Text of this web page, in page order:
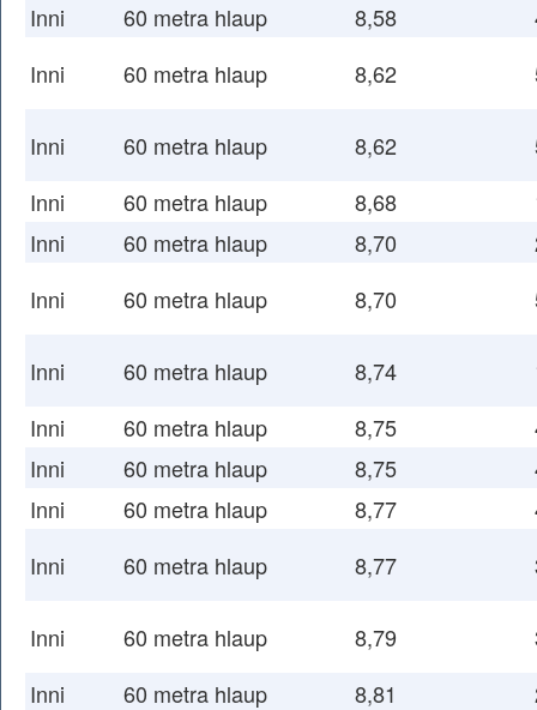
Inni
60 metra hlaup 8,58
Inni
60 metra hlaup 8,62
Inni 60 metra hlaup 8,62
Inni
60 metra hlaup 8,68
Inni
60 metra hlaup 8,70
Inni
60 metra hlaup 8,70
Inni 60 metra hlaup 8,74
Inni
60 metra hlaup 8,75
Inni
60 metra hlaup 8,75
Inni
60 metra hlaup 8,77
Inni
60 metra hlaup 8,77
Inni 60 metra hlaup 8,79
Inni
60 metra hlaup 8,81